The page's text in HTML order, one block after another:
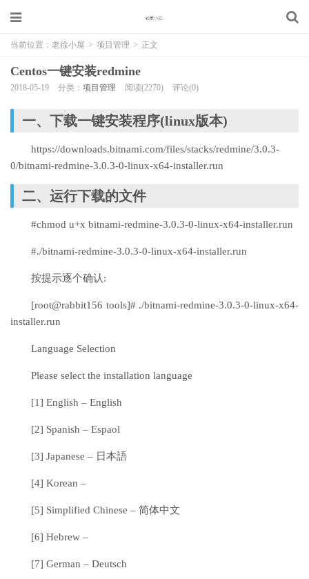
当前位置： 老徐小屋 > 项目管理 > 正文
Centos一键安装redmine
2018-05-19 分类： 项目管理 阅读(2270) 评论(0)
一、下载一键安装程序(linux版本)
https://downloads.bitnami.com/files/stacks/redmine/3.0.3-
0/bitnami-redmine-3.0.3-0-linux-x64-installer.run
二、运行下载的文件
#chmod u+x bitnami-redmine-3.0.3-0-linux-x64-installer.run
#./bitnami-redmine-3.0.3-0-linux-x64-installer.run
按提示逐个确认:
[root@rabbit156 tools]# ./bitnami-redmine-3.0.3-0-linux-x64-
installer.run
Language Selection
Please select the installation language
[1] English – English
[2] Spanish – Espaol
[3] Japanese – 日本語
[4] Korean –
[5] Simplified Chinese – 简体中文
[6] Hebrew –
[7] German – Deutsch